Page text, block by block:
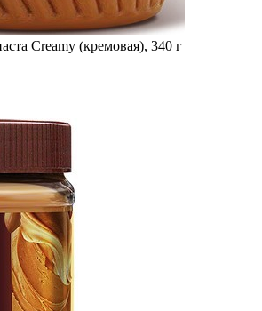
Creamy (кремовая), 340 г